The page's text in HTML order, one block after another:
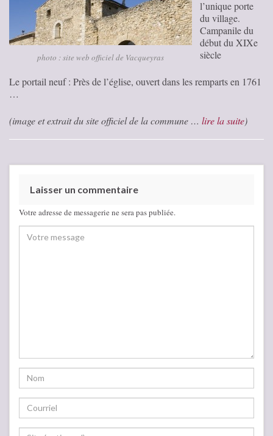
photo : site web officiel de Vacqueyras
l’unique porte
du village.
Campanile du
début du XIXe
siècle
Le portail neuf : Près de l’église, ouvert dans les remparts en 1761
…
(image et extrait du site officiel de la commune … lire la suite)
Laisser un commentaire
Votre adresse de messagerie ne sera pas publiée.